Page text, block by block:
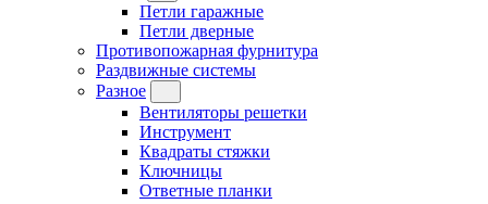
Петли гаражные
Петли дверные
Противопожарная фурнитура
Раздвижные системы
Разное
Вентиляторы решетки
Инструмент
Квадраты стяжки
Ключницы
Ответные планки